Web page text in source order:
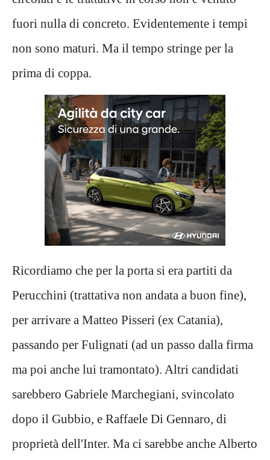
fuori nulla di concreto. Evidentemente i tempi
non sono maturi. Ma il tempo stringe per la
prima di coppa.
Ricordiamo che per la porta si era partiti da
Perucchini (trattativa non andata a buon fine),
per arrivare a Matteo Pisseri (ex Catania),
passando per Fulignati (ad un passo dalla firma
ma poi anche lui tramontato). Altri candidati
sarebbero Gabriele Marchegiani, svincolato
dopo il Gubbio, e Raffaele Di Gennaro, di
proprietà dell'Inter. Ma ci sarebbe anche Alberto